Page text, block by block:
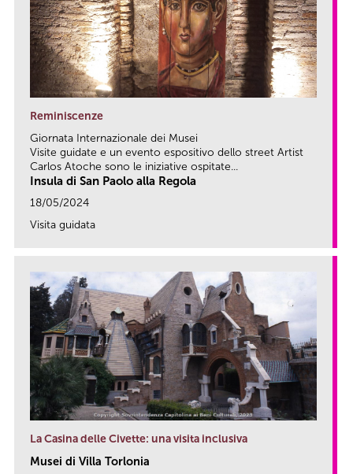
Reminiscenze
Giornata Internazionale dei Musei
Visite guidate e un evento espositivo dello street Artist
Carlos Atoche sono le iniziative ospitate...
Insula di San Paolo alla Regola
18/05/2024
Visita guidata
La Casina delle Civette: una visita inclusiva
Musei di Villa Torlonia